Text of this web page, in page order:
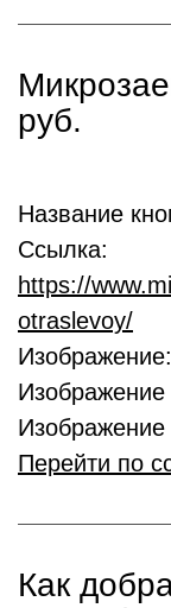
руб.
Название
Ссылка:
https://
otraslevoy/
Перейти по
Как